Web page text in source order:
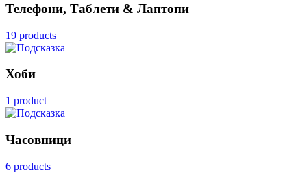
Телефони, Таблети & Лаптопи
19 products
Хоби
1 product
Часовници
6 products